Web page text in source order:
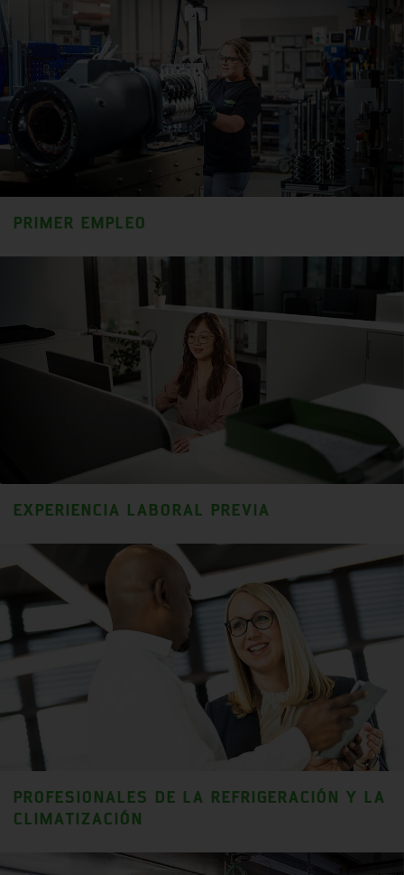
PRIMER EMPLEO
EXPERIENCIA LABORAL PREVIA
PROFESIONALES DE LA REFRIGERACIÓN Y LA
CLIMATIZACIÓN